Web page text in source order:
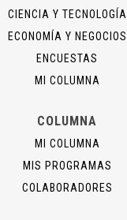
CIENCIA Y TECNOLOGÍA
ECONOMÍA Y NEGOCIOS
ENCUESTAS
MI COLUMNA
COLUMNA
MI COLUMNA
MIS PROGRAMAS
COLABORADORES